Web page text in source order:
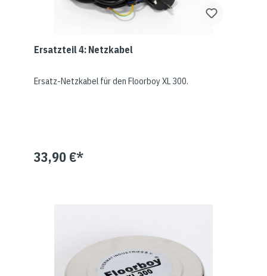
Ersatzteil 4: Netzkabel
Ersatz-Netzkabel für den Floorboy XL 300.
33,90 €*